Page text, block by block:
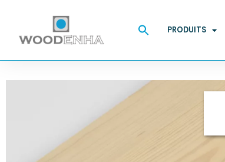
for: PRODUITS